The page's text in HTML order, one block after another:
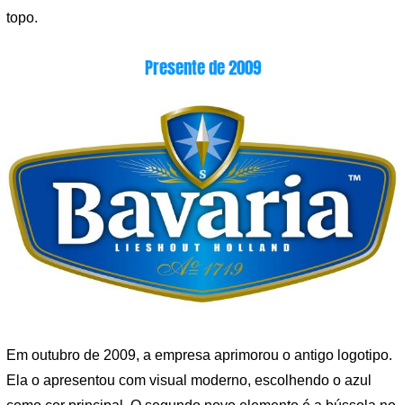
topo.
Presente de 2009
Em outubro de 2009, a empresa aprimorou o antigo logotipo.
Ela o apresentou com visual moderno, escolhendo o azul